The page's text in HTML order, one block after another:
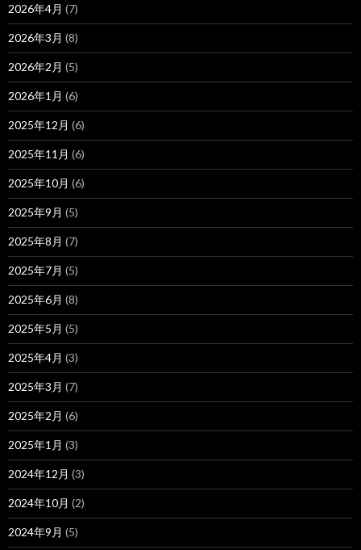
2026年4月 (7)
2026年3月 (8)
2026年2月 (5)
2026年1月 (6)
2025年12月 (6)
2025年11月 (6)
2025年10月 (6)
2025年9月 (5)
2025年8月 (7)
2025年7月 (5)
2025年6月 (8)
2025年5月 (5)
2025年4月 (3)
2025年3月 (7)
2025年2月 (6)
2025年1月 (3)
2024年12月 (3)
2024年10月 (2)
2024年9月 (5)